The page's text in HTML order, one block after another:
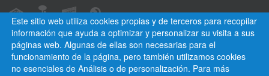
Este sitio web utiliza cookies propias y de terceros para recopilar
información que ayuda a optimizar y personalizar su visita a sus
páginas web. Algunas de ellas son necesarias para el
funcionamiento de la página, pero también utilizamos cookies
no esenciales de Análisis o de personalización. Para más
CANAL ÉTICO